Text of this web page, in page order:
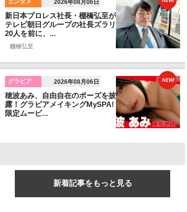
エンタメ 2026年08月06日
新日本プロレス社長・棚橋弘至が
テレビ朝日グループの社長ズラリ
20人を前に、...
棚橋弘至
グラビア 2026年08月06日
穂波あみ、自由自在のポーズを披
露！グラビアメイキングMySPA!
限定ムービ...
NEW!
新着記事をもっと見る